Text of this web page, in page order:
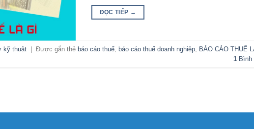
ĐỌC TIẾP →
kỹ thuật | Được gắn thẻ báo cáo thuế báo cáo thuế doanh nghiệp BÁO CÁO THUẾ
1Bình